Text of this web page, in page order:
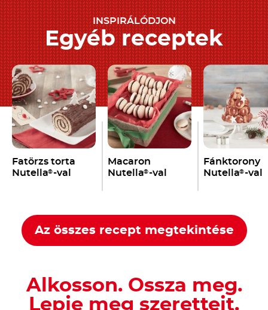
INSPIRÁLÓDJON
Egyéb receptek
Fatörzs torta
Nutella®-val
Macaron
Nutella®-val
Fánktorony
Nutella®-val
Az összes recept megtekintése
Alkosson. Ossza meg.
Lepje meg szeretteit.